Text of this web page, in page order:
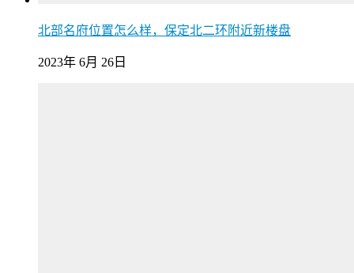
北部名府位置怎么样，保定北二环附近新楼盘
2023年 6月 26日